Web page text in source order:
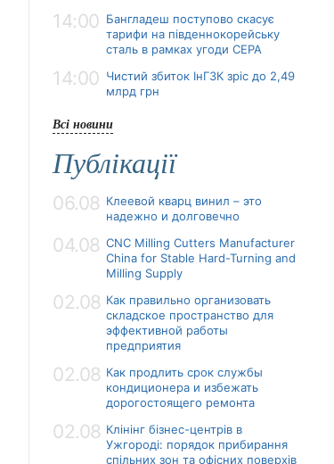
14:00 Бангладеш поступово скасує
тарифи на південнокорейську
сталь в рамках угоди CEPA
14:00 Чистий збиток ІнГЗК зріс до 2,49
млрд грн
Всі новини
Публікації
06.08 Клеевой кварц винил – это
надежно и долговечно
04.08 CNC Milling Cutters Manufacturer
China for Stable Hard-Turning and
Milling Supply
02.08 Как правильно организовать
складское пространство для
эффективной работы
предприятия
02.08 Как продлить срок службы
кондиционера и избежать
дорогостоящего ремонта
02.08 Клінінг бізнес-центрів в
Ужгороді: порядок прибирання
спільних зон та офісних поверхів